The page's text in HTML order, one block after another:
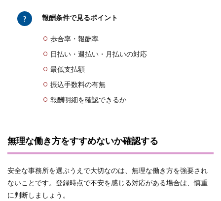
報酬条件で見るポイント
歩合率・報酬率
日払い・週払い・月払いの対応
最低支払額
振込手数料の有無
報酬明細を確認できるか
無理な働き方をすすめないか確認する
安全な事務所を選ぶうえで大切なのは、無理な働き方を強要され
ないことです。登録時点で不安を感じる対応がある場合は、慎重
に判断しましょう。